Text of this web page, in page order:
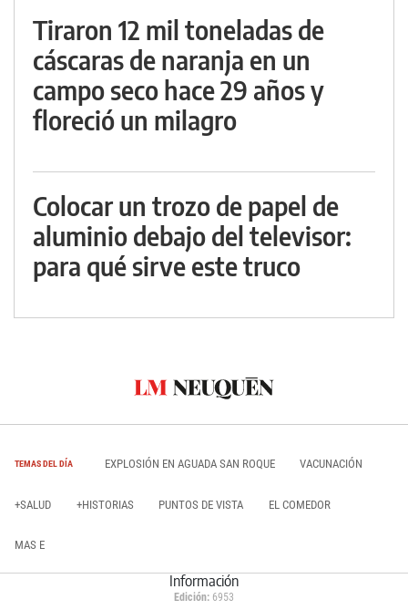
Tiraron 12 mil toneladas de
cáscaras de naranja en un
campo seco hace 29 años y
floreció un milagro
Colocar un trozo de papel de
aluminio debajo del televisor:
para qué sirve este truco
TEMAS DEL DÍA EXPLOSIÓN EN AGUADA SAN ROQUE VACUNACIÓN
+SALUD +HISTORIAS PUNTOS DE VISTA EL COMEDOR
MAS E
Información
Edición: 6953